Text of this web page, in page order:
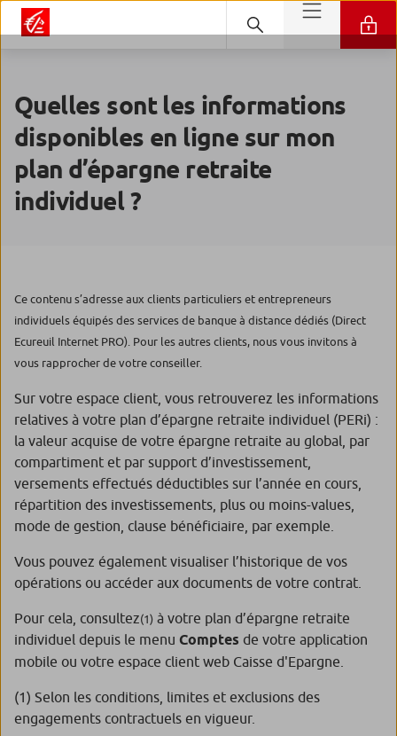
Quelles sont les informations
disponibles en ligne sur mon
plan d’épargne retraite
individuel ?
Ce contenu s’adresse aux clients particuliers et entrepreneurs
individuels équipés des services de banque à distance dédiés (Direct
Ecureuil Internet PRO). Pour les autres clients, nous vous invitons à
vous rapprocher de votre conseiller.
Sur votre espace client, vous retrouverez les informations
relatives à votre plan d’épargne retraite individuel (PERi) :
la valeur acquise de votre épargne retraite au global, par
compartiment et par support d’investissement,
versements effectués déductibles sur l’année en cours,
répartition des investissements, plus ou moins-values,
mode de gestion, clause bénéficiaire, par exemple.
Vous pouvez également visualiser l’historique de vos
opérations ou accéder aux documents de votre contrat.
Pour cela, consultez(1) à votre plan d’épargne retraite
individuel depuis le menu Comptes de votre application
mobile ou votre espace client web Caisse d'Epargne.
(1) Selon les conditions, limites et exclusions des
engagements contractuels en vigueur.